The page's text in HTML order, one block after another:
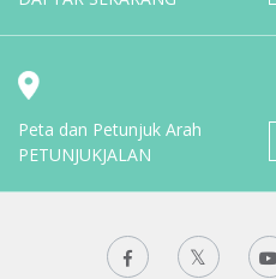
Peta dan Petunjuk Arah
PETUNJUKJALAN